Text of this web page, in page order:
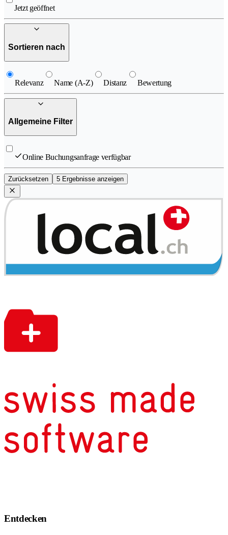
Jetzt geöffnet
Sortieren nach
Relevanz Name (A-Z) Distanz Bewertung
Allgemeine Filter
Online Buchungsanfrage verfügbar
Zurücksetzen 5 Ergebnisse anzeigen
Entdecken